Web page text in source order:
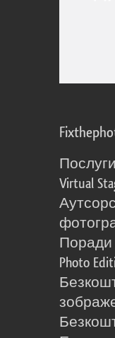
Virtual
Поради
Photo